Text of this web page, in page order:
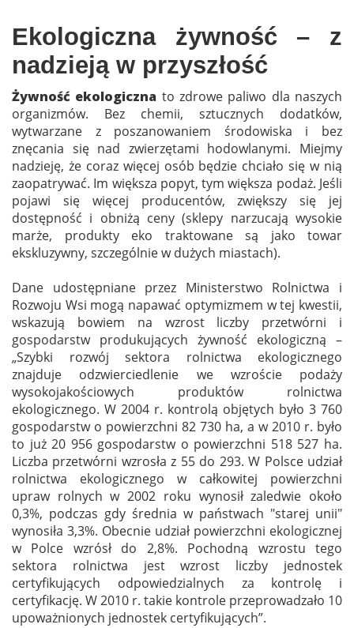
Ekologiczna żywność – z
nadzieją w przyszłość
Żywność ekologiczna to zdrowe paliwo dla naszych
organizmów. Bez chemii, sztucznych dodatków,
wytwarzane z poszanowaniem środowiska i bez
znęcania się nad zwierzętami hodowlanymi. Miejmy
nadzieję, że coraz więcej osób będzie chciało się w nią
zaopatrywać. Im większa popyt, tym większa podaż. Jeśli
pojawi się więcej producentów, zwiększy się jej
dostępność i obniżą ceny (sklepy narzucają wysokie
marże, produkty eko traktowane są jako towar
ekskluzywny, szczególnie w dużych miastach).
Dane udostępniane przez Ministerstwo Rolnictwa i
Rozwoju Wsi mogą napawać optymizmem w tej kwestii,
wskazują bowiem na wzrost liczby przetwórni i
gospodarstw produkujących żywność ekologiczną –
„Szybki rozwój sektora rolnictwa ekologicznego
znajduje odzwierciedlenie we wzroście podaży
wysokojakościowych produktów rolnictwa
ekologicznego. W 2004 r. kontrolą objętych było 3 760
gospodarstw o powierzchni 82 730 ha, a w 2010 r. było
to już 20 956 gospodarstw o powierzchni 518 527 ha.
Liczba przetwórni wzrosła z 55 do 293. W Polsce udział
rolnictwa ekologicznego w całkowitej powierzchni
upraw rolnych w 2002 roku wynosił zaledwie około
0,3%, podczas gdy średnia w państwach "starej unii"
wynosiła 3,3%. Obecnie udział powierzchni ekologicznej
w Polce wzrósł do 2,8%. Pochodną wzrostu tego
sektora rolnictwa jest wzrost liczby jednostek
certyfikujących odpowiedzialnych za kontrolę i
certyfikację. W 2010 r. takie kontrole przeprowadzało 10
upoważnionych jednostek certyfikujących”.